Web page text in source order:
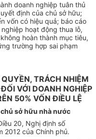
doanh nghiệp tuân thủ
định của chủ sở hữu;
vốn có hiệu quả; báo cáo
hoạt động thua lỗ,
hoàn thành mục tiêu,
trường hợp sai phạm
TRÁCH NHIỆM
VỚI DOANH NGHIỆP
50% VỐN ĐIỀU LỆ
sở hữu nhà nước
20, Nghị định số
2012 của Chính phủ.